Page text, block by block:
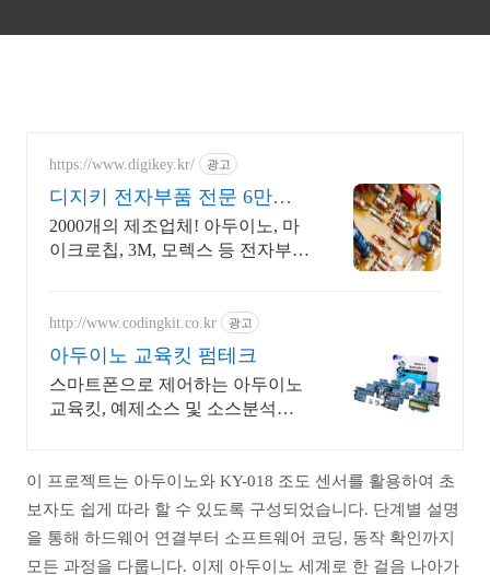
https://www.digikey.kr/ 광고
디지키 전자부품 전문 6만원
이상 무료배송,당일발송
2000개의 제조업체! 아두이노, 마
이크로칩, 3M, 모렉스 등 전자부품
http://www.codingkit.co.kr 광고
아두이노 교육킷 펌테크
스마트폰으로 제어하는 아두이노
교육킷, 예제소스 및 소스분석이
이 프로젝트는 아두이노와 KY-018 조도 센서를 활용하여 초
보자도 쉽게 따라 할 수 있도록 구성되었습니다. 단계별 설명
을 통해 하드웨어 연결부터 소프트웨어 코딩, 동작 확인까지
모든 과정을 다룹니다. 이제 아두이노 세계로 한 걸음 나아가